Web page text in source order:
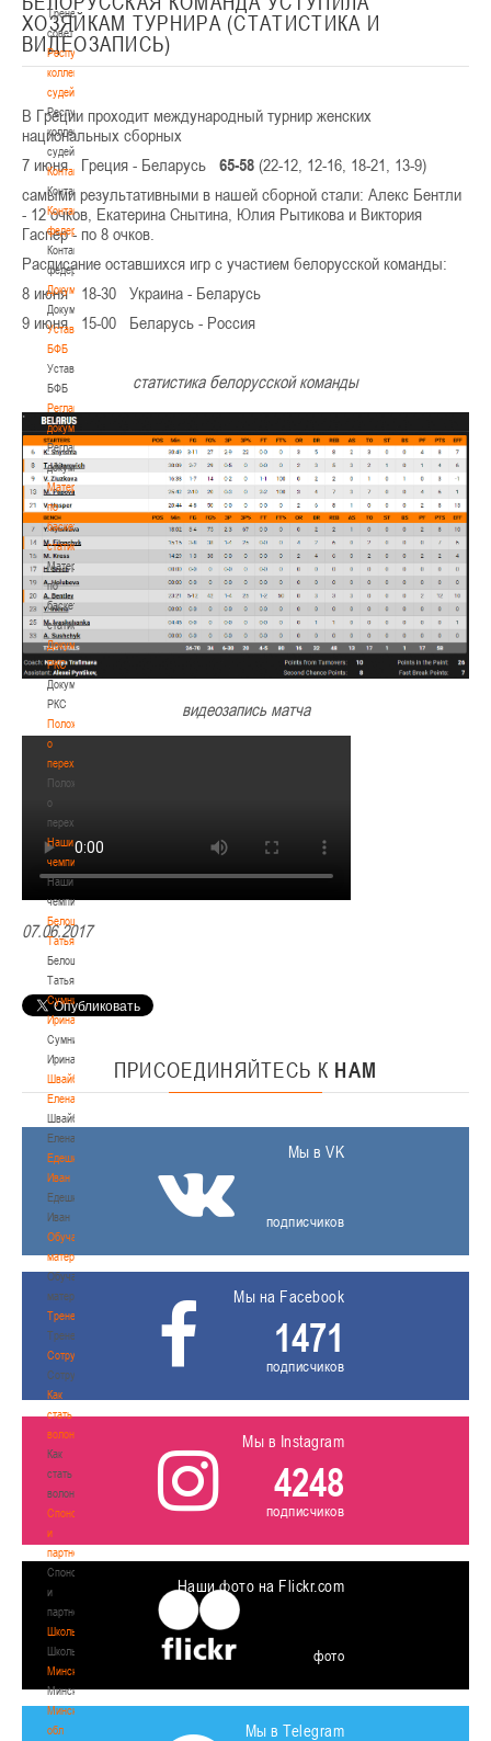
Тренерский
совет
Республиканская
коллегия
судей
Республиканская
коллегия
судей
Контакты
Контакты
Контакты
федерации
Контакты
федерации
Документы
Документы
Устав
БФБ
Устав
БФБ
Регламентирующие
документы
Регламентирующие
документы
Материалы
по
баскетбольной
статистике
Материалы
по
баскетбольной
статистике
Документы
РКС
Документы
РКС
Положение
о
переходах
Положение
о
переходах
Наши
чемпионы
Наши
чемпионы
Белошапко
Татьяна
Белошапко
Татьяна
Сумникова
Ирина
Сумникова
Ирина
Швайбович
Елена
Швайбович
Елена
Едешко
Иван
Едешко
Иван
Обучающие
материалы
Обучающие
материалы
Тренерам
Тренерам
Сотрудничество
Сотрудничество
Как
стать
волонтером
Как
стать
волонтером
Спонсоры
и
партнеры
Спонсоры
и
партнеры
Школы
Школы
Минск
Минск
Минская
обл
ХОЗЯЙКАМ ТУРНИРА (СТАТИСТИКА И
ВИДЕОЗАПИСЬ)
В Греции проходит международный турнир женских
национальных сборных
7 июня Греция - Беларусь 65-58 (22-12, 12-16, 18-21, 13-9)
самыми результативными в нашей сборной стали: Алекс Бентли
- 12 очков, Екатерина Снытина, Юлия Рытикова и Виктория
Гаспер - по 8 очков.
Расписание оставшихся игр с участием белорусской команды:
8 июня 18-30 Украина - Беларусь
9 июня 15-00 Беларусь - Россия
статистика белорусской команды
видеозапись матча
07.06.2017
ПРИСОЕДИНЯЙТЕСЬ К НАМ
Мы в VK
подписчиков
Мы на Facebook
1471
подписчиков
Мы в Instagram
4248
подписчиков
Наши фото на Flickr.com
фото
Мы в Telegram